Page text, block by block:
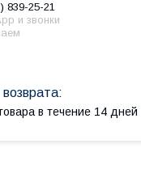
839-25-21
и звонки
в течение 14 дней